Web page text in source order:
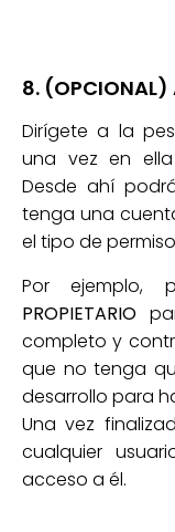
8.
Dirígete a la
una vez en ella
Desde ahí
tenga una
el tipo de
Por ejemplo,
PROPIETARIO
completo y
que no tenga
desarrollo para
Una vez
cualquier
acceso a él.